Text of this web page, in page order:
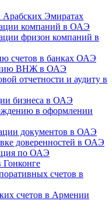
Эмиратах
компаний в ОАЭ
фризон компаний в
счетов в банках ОАЭ
ВНЖ в ОАЭ
отчетности и аудиту в
бизнеса в ОАЭ
в оформлении
документов в ОАЭ
доверенностей в ОАЭ
по ОАЭ
Гонконге
счетов в
счетов в Армении